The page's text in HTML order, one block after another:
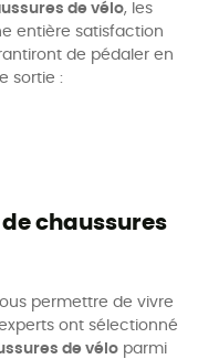
de vélo, les
entière satisfaction
de pédaler en
sortie :
chaussures
permettre de vivre
ont sélectionné
de vélo parmi